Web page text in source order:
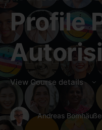
Profile
View Course details
Andreas